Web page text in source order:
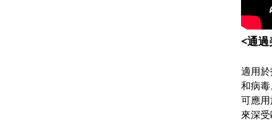
<通
適用
和病
可應
來深